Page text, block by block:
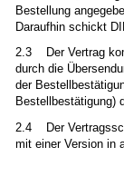
Bestellung
Daraufhin schickt
2.3 Der Vertrag
durch die
der
Bestellbestätigung)
2.4 Der
mit einer Version in